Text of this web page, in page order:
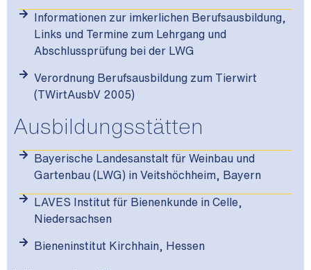
Informationen zur imkerlichen Berufsausbildung,
Links und Termine zum Lehrgang und
Abschlussprüfung bei der LWG
Verordnung Berufsausbildung zum Tierwirt
(TWirtAusbV 2005)
Ausbildungsstätten
Bayerische Landesanstalt für Weinbau und
Gartenbau (LWG) in Veitshöchheim, Bayern
LAVES Institut für Bienenkunde in Celle,
Niedersachsen
Bieneninstitut Kirchhain, Hessen